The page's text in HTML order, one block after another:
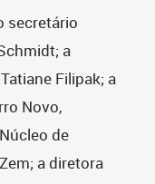
secretário
a
Filipak; a
Novo,
de
a diretora